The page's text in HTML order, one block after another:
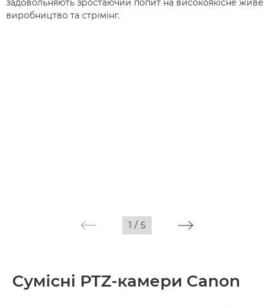
задовольняють зростаючий попит на високоякісне живе
виробництво та стрімінг.
1 / 5
Сумісні PTZ-камери Canon